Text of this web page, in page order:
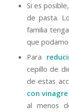
Si es
de pasta.
familia
que
Para
cepillo de
de estas
con
al menos